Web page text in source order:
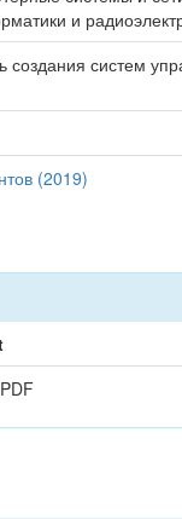
и
систем
(2019)